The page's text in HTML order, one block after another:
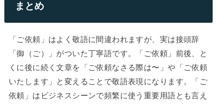
まとめ
「ご依頼」はよく敬語に間違われますが、実は接頭辞
「御（ご）」がついた丁寧語です。「ご依頼」前後、と
くに後に続く文章を「ご依頼なさる際は〜」や「ご依頼
いたします」と変えることで敬語表現になります。「ご
依頼」はビジネスシーンで頻繁に使う重要用語とも言え